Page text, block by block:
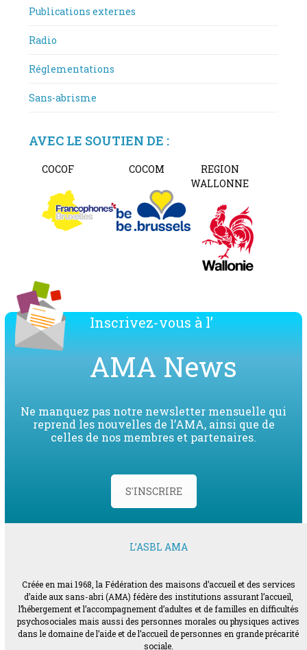
Publications externes
Radio
Réglementations
Sans-abrisme
AVEC LE SOUTIEN DE :
COCOF COCOM
REGION
WALLONNE
Inscrivez-vous à l’
AMA News
Ne manquez pas notre newsletter mensuelle qui
reprend les nouvelles de l’AMA, ainsi que de
celles de nos membres et partenaires.
S'INSCRIRE
L’ASBL AMA
Créée en mai 1968, la Fédération des maisons d’accueil et des services
d’aide aux sans-abri (AMA) fédère des institutions assurant l’accueil,
l’hébergement et l’accompagnement d’adultes et de familles en difficultés
psychosociales mais aussi des personnes morales ou physiques actives
dans le domaine de l’aide et de l’accueil de personnes en grande précarité
sociale.